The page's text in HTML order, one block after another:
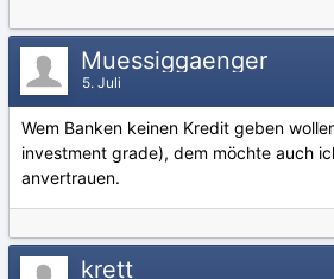
Muessiggaenger
5. Juli
Wem Banken keinen Kredit geben
investment grade), dem möchte auch
anvertrauen.
krett